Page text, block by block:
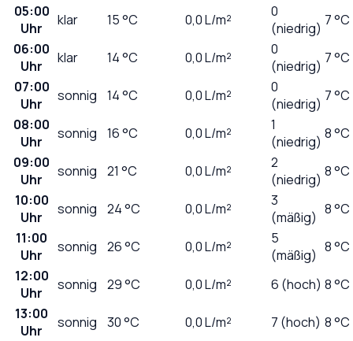
05:00
Uhr
klar 15°C 0,0L/m²
0
(niedrig) 7 °C
06:00
Uhr
klar 14°C 0,0L/m²
0
(niedrig) 7 °C
07:00
Uhr
sonnig 14°C 0,0L/m²
0
(niedrig) 7 °C
08:00
Uhr
sonnig 16°C 0,0L/m²
1
(niedrig) 8 °C
09:00
Uhr
sonnig 21 °C 0,0L/m²
2
(niedrig) 8 °C
10:00
Uhr
sonnig 24°C 0,0L/m²
3
(mäßig) 8 °C
11:00
Uhr
sonnig 26°C 0,0L/m²
5
(mäßig) 8 °C
12:00
Uhr
sonnig 29°C 0,0L/m² 6 (hoch) 8 °C
13:00
Uhr
sonnig 30°C 0,0L/m² 7 (hoch) 8 °C